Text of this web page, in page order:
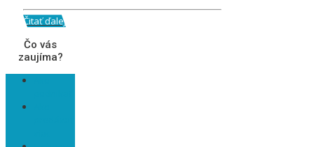
Čitať ďalej
Čo vás
zaujíma?